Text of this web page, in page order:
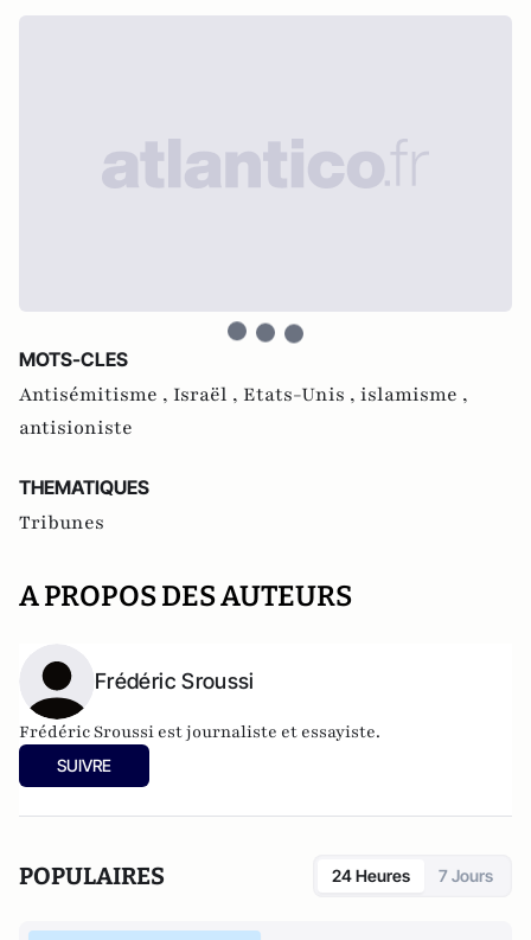
MOTS-CLES
Antisémitisme , Israël , Etats-Unis , islamisme ,
antisioniste
THEMATIQUES
Tribunes
A PROPOS DES AUTEURS
Frédéric Sroussi
Frédéric Sroussi est journaliste et essayiste.
SUIVRE
POPULAIRES 24 Heures 7 Jours